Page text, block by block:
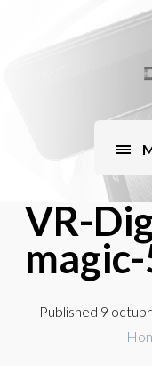
VR-
Published 9